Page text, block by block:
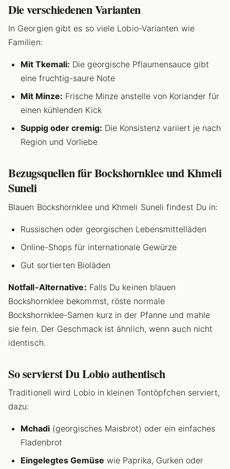
Die verschiedenen Varianten
In Georgien gibt es so viele Lobio-Varianten wie
Familien:
Mit Tkemali: Die georgische Pflaumensauce gibt
eine fruchtig-saure Note
Mit Minze: Frische Minze anstelle von Koriander für
einen kühlenden Kick
Suppig oder cremig: Die Konsistenz variiert je nach
Region und Vorliebe
Bezugsquellen für Bockshornklee und Khmeli
Suneli
Blauen Bockshornklee und Khmeli Suneli findest Du in:
Russischen oder georgischen Lebensmittelläden
Online-Shops für internationale Gewürze
Gut sortierten Bioläden
Notfall-Alternative: Falls Du keinen blauen
Bockshornklee bekommst, röste normale
Bockshornklee-Samen kurz in der Pfanne und mahle
sie fein. Der Geschmack ist ähnlich, wenn auch nicht
identisch.
So servierst Du Lobio authentisch
Traditionell wird Lobio in kleinen Tontöpfchen serviert,
dazu:
Mchadi (georgisches Maisbrot) oder ein einfaches
Fladenbrot
Eingelegtes Gemüse wie Paprika, Gurken oder